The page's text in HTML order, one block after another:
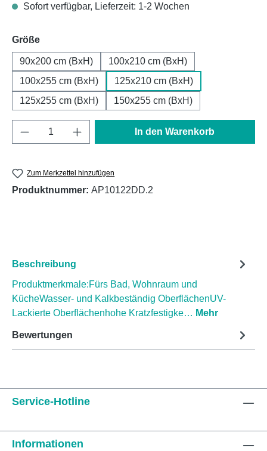
Sofort verfügbar, Lieferzeit: 1-2 Wochen
Größeauswählen
90x200 cm (BxH)
100x210 cm (BxH)
100x255 cm (BxH)
125x210 cm (BxH)
125x255 cm (BxH)
150x255 cm (BxH)
Produkt Anzahl: Gib den gewünschten
In den Warenkorb
Zum Merkzettel hinzufügen
Produktnummer: AP10122DD.2
Beschreibung
Produktmerkmale:Fürs Bad, Wohnraum und
KücheWasser- und Kalkbeständig OberflächenUV-
Lackierte Oberflächenhohe Kratzfestigke… Mehr
Bewertungen
Service-Hotline
Informationen